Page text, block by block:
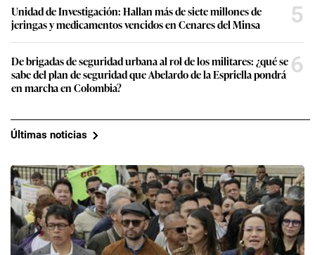
Unidad de Investigación: Hallan más de siete millones de
jeringas y medicamentos vencidos en Cenares del Minsa
5
De brigadas de seguridad urbana al rol de los militares: ¿qué se
sabe del plan de seguridad que Abelardo de la Espriella pondrá
en marcha en Colombia?
6
Últimas noticias